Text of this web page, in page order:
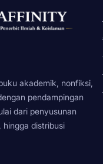
akademik, nonfiksi,
pendampingan
dari penyusunan
hingga distribusi